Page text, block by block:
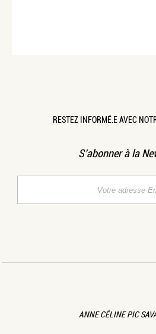
RESTEZ INFORMÉ.E AVEC
S’abonner à la
ANNE CÉLINE PIC